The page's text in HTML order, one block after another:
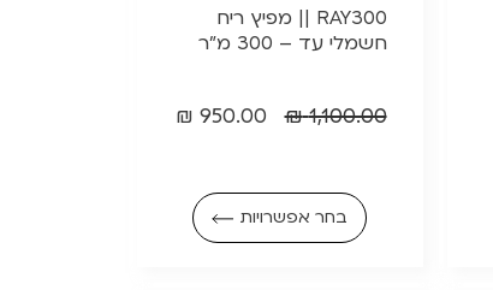
RAY300 || מפיץ ריח
חשמלי עד – 300 מ"ר
1,100.00
₪
950.00
₪
בחר אפשרויות